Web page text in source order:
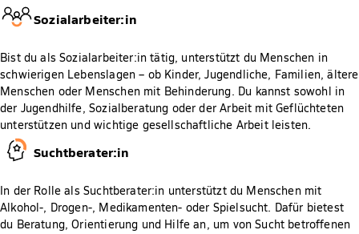
Sozialarbeiter:in
Bist du als Sozialarbeiter:in tätig, unterstützt du Menschen in
schwierigen Lebenslagen – ob Kinder, Jugendliche, Familien, ältere
Menschen oder Menschen mit Behinderung. Du kannst sowohl in
der Jugendhilfe, Sozialberatung oder der Arbeit mit Geflüchteten
unterstützen und wichtige gesellschaftliche Arbeit leisten.
Suchtberater:in
In der Rolle als Suchtberater:in unterstützt du Menschen mit
Alkohol-, Drogen-, Medikamenten- oder Spielsucht. Dafür bietest
du Beratung, Orientierung und Hilfe an, um von Sucht betroffenen